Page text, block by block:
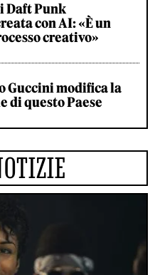
Daft Punk
con AI: «È un
creativo»
Guccini modifica la
questo Paese